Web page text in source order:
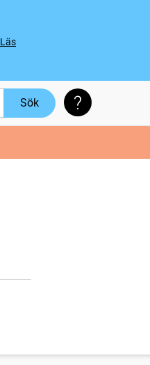
Läs
Sök Söktips